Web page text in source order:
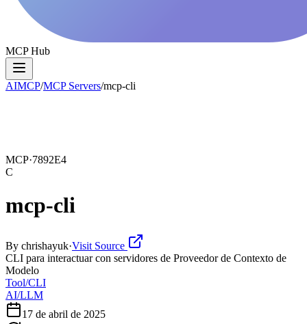
MCP Hub
AIMCP/MCP Servers/mcp-cli
MCP·7892E4
C
mcp-cli
By chrishayuk·Visit Source
CLI para interactuar con servidores de Proveedor de Contexto de
Modelo
Tool/CLI
AI/LLM
17 de abril de 2025